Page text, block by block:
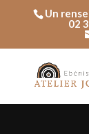
Un
02